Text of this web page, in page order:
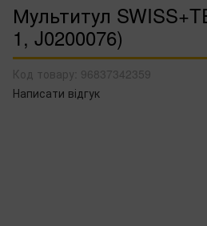
Мультитул
1, J0200076)
Код товару: 96837342359
Написати відгук